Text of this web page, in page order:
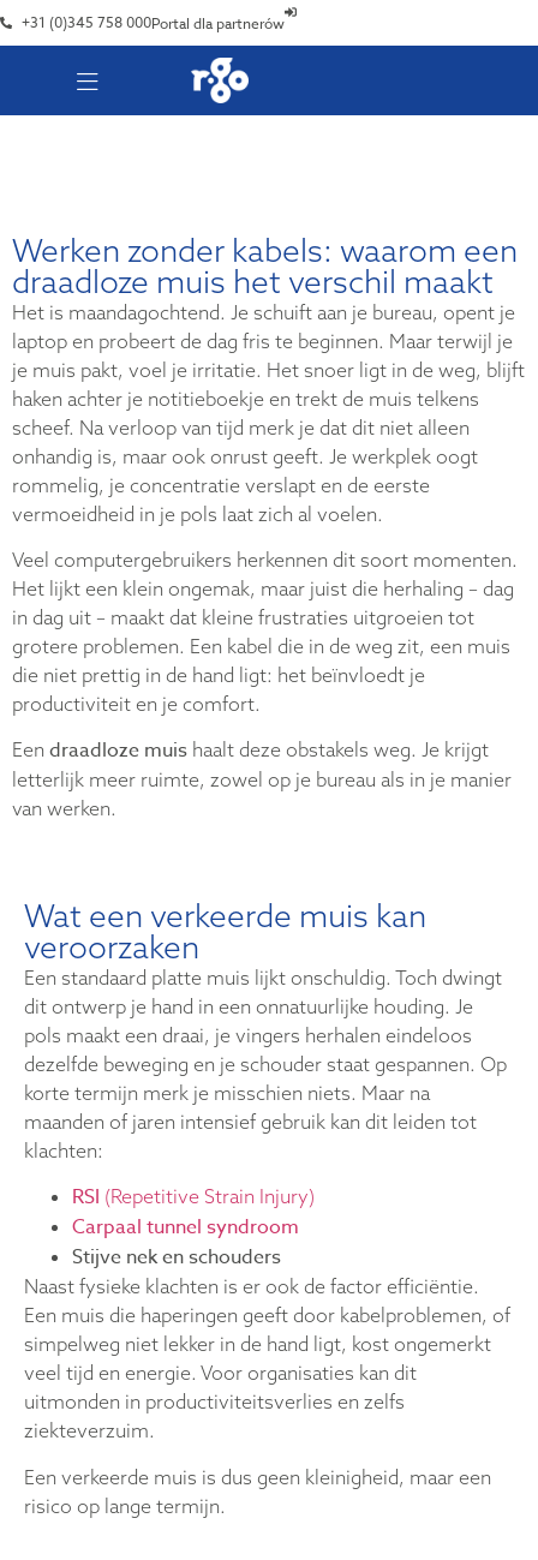
+31 (0)345 758 000Portal dla partnerów
Werken zonder kabels: waarom een
draadloze muis het verschil maakt
Het is maandagochtend. Je schuift aan je bureau, opent je
laptop en probeert de dag fris te beginnen. Maar terwijl je
je muis pakt, voel je irritatie. Het snoer ligt in de weg, blijft
haken achter je notitieboekje en trekt de muis telkens
scheef. Na verloop van tijd merk je dat dit niet alleen
onhandig is, maar ook onrust geeft. Je werkplek oogt
rommelig, je concentratie verslapt en de eerste
vermoeidheid in je pols laat zich al voelen.
Veel computergebruikers herkennen dit soort momenten.
Het lijkt een klein ongemak, maar juist die herhaling – dag
in dag uit – maakt dat kleine frustraties uitgroeien tot
grotere problemen. Een kabel die in de weg zit, een muis
die niet prettig in de hand ligt: het beïnvloedt je
productiviteit en je comfort.
Een draadloze muis haalt deze obstakels weg. Je krijgt
letterlijk meer ruimte, zowel op je bureau als in je manier
van werken.
Wat een verkeerde muis kan
veroorzaken
Een standaard platte muis lijkt onschuldig. Toch dwingt
dit ontwerp je hand in een onnatuurlijke houding. Je
pols maakt een draai, je vingers herhalen eindeloos
dezelfde beweging en je schouder staat gespannen. Op
korte termijn merk je misschien niets. Maar na
maanden of jaren intensief gebruik kan dit leiden tot
klachten:
RSI (Repetitive Strain Injury)
Carpaal tunnel syndroom
Stijve nek en schouders
Naast fysieke klachten is er ook de factor efficiëntie.
Een muis die haperingen geeft door kabelproblemen, of
simpelweg niet lekker in de hand ligt, kost ongemerkt
veel tijd en energie. Voor organisaties kan dit
uitmonden in productiviteitsverlies en zelfs
ziekteverzuim.
Een verkeerde muis is dus geen kleinigheid, maar een
risico op lange termijn.